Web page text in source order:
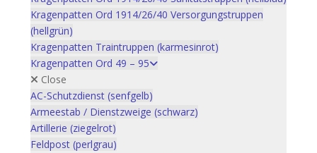
Kragenpatten Ord 1914/26/40 Versorgungstruppen
(hellgrün)
Kragenpatten Traintruppen (karmesinrot)
Kragenpatten Ord 49 – 95
Close
AC-Schutzdienst (senfgelb)
Armeestab / Dienstzweige (schwarz)
Artillerie (ziegelrot)
Feldpost (perlgrau)